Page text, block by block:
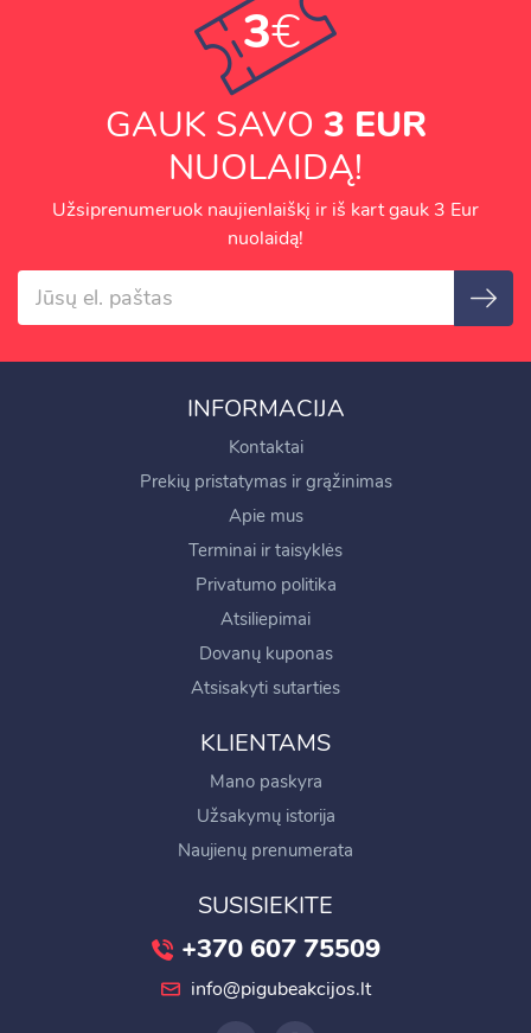
3€
GAUK SAVO 3 EUR
NUOLAIDĄ!
Užsiprenumeruok naujienlaiškį ir iš kart gauk 3 Eur
nuolaidą!
INFORMACIJA
Kontaktai
Prekių pristatymas ir grąžinimas
Apie mus
Terminai ir taisyklės
Privatumo politika
Atsiliepimai
Dovanų kuponas
Atsisakyti sutarties
KLIENTAMS
Mano paskyra
Užsakymų istorija
Naujienų prenumerata
SUSISIEKITE
+370 607 75509
info@pigubeakcijos.lt